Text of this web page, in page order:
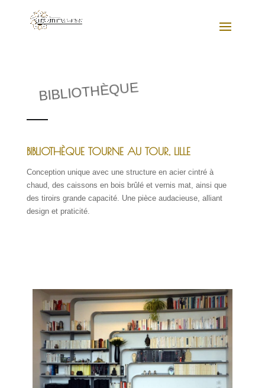
BIBLIOTHÈQUE
BIBLIOTHÈQUE TOURNE AU TOUR, LILLE
Conception unique avec une structure en acier cintré à
chaud, des caissons en bois brûlé et vernis mat, ainsi que
des tiroirs grande capacité. Une pièce audacieuse, alliant
design et praticité.